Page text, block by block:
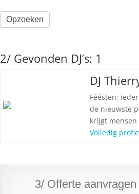
Opzoeken
2/ Gevonden DJ’s: 1
DJ
Féésten;
de nieuwste
krijgt mensen
Volledig
3/ Offerte aanvragen